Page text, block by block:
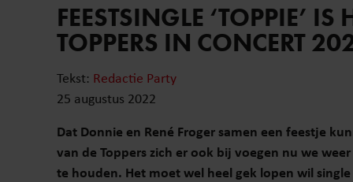
FEESTSINGLE ‘TOPPIE’
TOPPERS IN CONCERT
Tekst: Redactie Party
25 augustus 2022
Dat Donnie en René Froger samen een feestje
van de Toppers zich er ook bij voegen nu we
te houden. Het moet wel heel gek lopen wil